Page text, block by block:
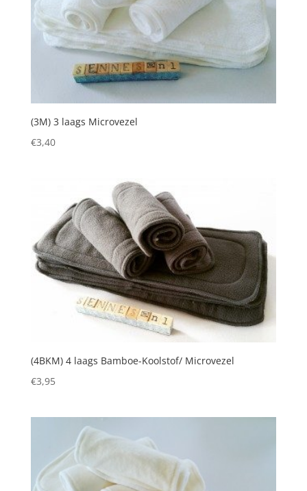
(3M) 3 laags Microvezel
€3,40
(4BKM) 4 laags Bamboe-Koolstof/ Microvezel
€3,95